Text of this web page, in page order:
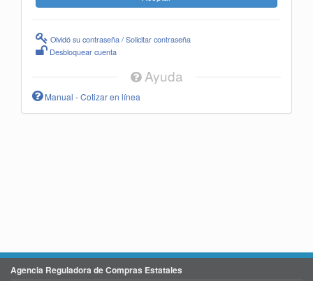
Olvidó su contraseña / Solicitar contraseña
Desbloquear cuenta
Ayuda
Manual - Cotizar en línea
Agencia Reguladora de Compras Estatales